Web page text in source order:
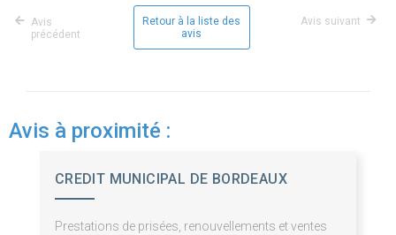
Avis
précédent
Retour à la liste des
avis
Avis suivant
Avis à proximité :
CREDIT MUNICIPAL DE BORDEAUX
Prestations de prisées, renouvellements et ventes